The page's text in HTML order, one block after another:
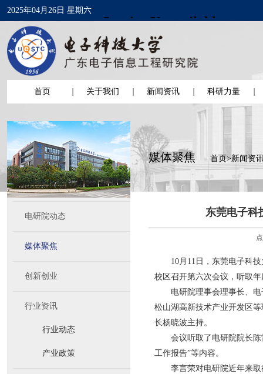
2025年04月26日 星期六
首页 关于我们 新闻资讯 科研力量
电研院动态
媒体聚焦
创新创业
行业资讯
行业动态
产业政策
媒体聚焦 首页>新闻资
东莞电子科
10月11日，东莞电子科
校区召开第六次会议，听取
电研院理事会理事长、
松山湖高新技术产业开发区
长杨晓波主持。
会议听取了电研院院长陈
工作报告”等内容。
李言荣对电研院近年来